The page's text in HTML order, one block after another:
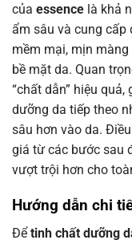
của essence là khả
ẩm sâu và cung cấp
mềm mại, mịn
bề mặt da. Quan
“chất dẫn” hiệu
dưỡng da tiếp theo
sâu hơn vào da.
giá từ các bước sau
vượt trội hơn cho
Hướng dẫn chi
Đểtinh chất dưỡng